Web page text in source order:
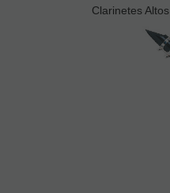
Clarinetes Altos